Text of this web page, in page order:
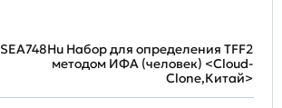
SEA748Hu Набор для определения TFF2
методом ИФА (человек) <Cloud-
Clone,Китай>